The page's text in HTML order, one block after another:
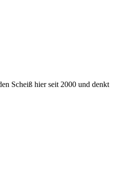
Scheiß hier seit 2000 und denkt